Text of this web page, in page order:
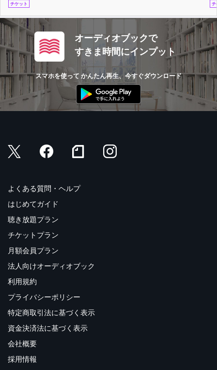
チケット チ
オーディオブックで
すきま時間にインプット
スマホを使って かんたん再生、今すぐダウンロード
よくある質問・ヘルプ
はじめてガイド
聴き放題プラン
チケットプラン
月額会員プラン
法人向けオーディオブック
利用規約
プライバシーポリシー
特定商取引法に基づく表示
資金決済法に基づく表示
会社概要
採用情報